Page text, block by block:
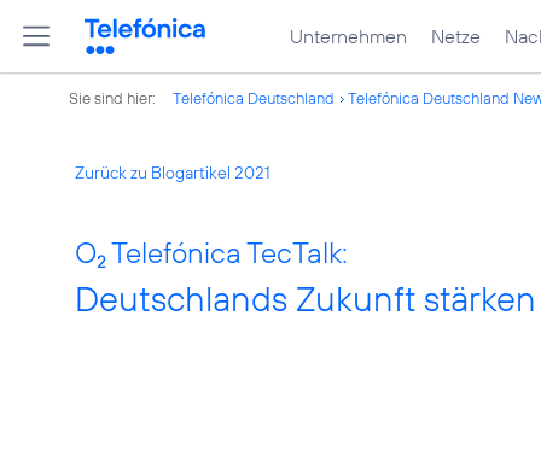
Unternehmen Netze
Sie sind hier: Telefónica Deutschland Telefónica Deutschland
Zurück zu Blogartikel 2021
O2 Telefónica TecTalk:
Deutschlands Zukunft stärken